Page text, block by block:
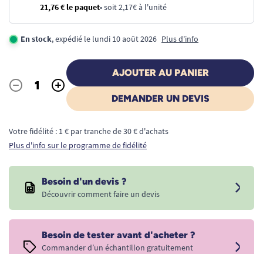
21,76 € le paquet• soit 2,17€ à l'unité
En stock, expédié le lundi 10 août 2026 Plus d'info
Quantité
- +
AJOUTER AU PANIER
DEMANDER UN DEVIS
Votre fidélité : 1 € par tranche de 30 € d'achats
Plus d'info sur le programme de fidélité
Besoin d'un devis ?
Découvrir comment faire un devis
Besoin de tester avant d'acheter ?
Commander d’un échantillon gratuitement